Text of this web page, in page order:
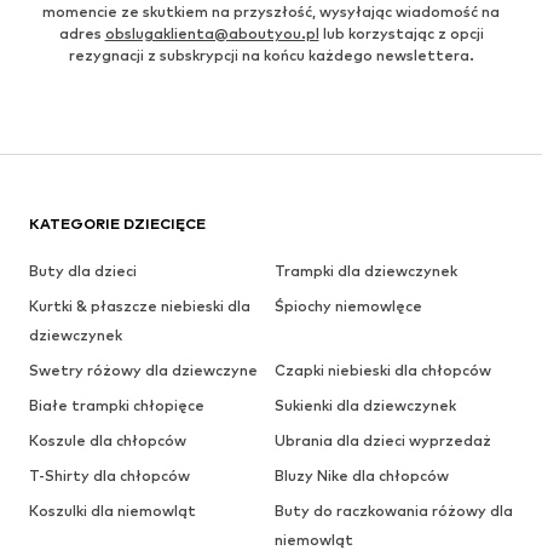
momencie ze skutkiem na przyszłość, wysyłając wiadomość na
adres obslugaklienta@aboutyou.pl lub korzystając z opcji
rezygnacji z subskrypcji na końcu każdego newslettera.
KATEGORIE DZIECIĘCE
Buty dla dzieci
Trampki dla dziewczynek
Kurtki & płaszcze niebieski dla
dziewczynek
Śpiochy niemowlęce
Swetry różowy dla dziewczyne
Czapki niebieski dla chłopców
Białe trampki chłopięce
Sukienki dla dziewczynek
Koszule dla chłopców
Ubrania dla dzieci wyprzedaż
T-Shirty dla chłopców
Bluzy Nike dla chłopców
Koszulki dla niemowląt
Buty do raczkowania różowy dla
niemowląt